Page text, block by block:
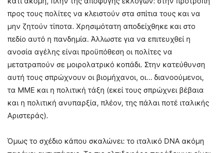
προς τους πολίτες να κλειστούν στα σπίτια τους και να
μην ζητούν τίποτα. Χρησιμότατη αποδείχθηκε και στο
πεδίο αυτό η πανδημία. Άλλωστε για να επιτευχθεί η
ανοσία αγέλης είναι προϋπόθεση οι πολίτες να
μετατραπούν σε μοιρολατρικό κοπάδι. Στην κατεύθυνση
αυτή τους σπρώχνουν οι βιομήχανοι, οι… διανοούμενοι,
τα ΜΜΕ και η πολιτική τάξη (εκεί τους σπρώχνει βέβαια
και η πολιτική ανυπαρξία, πλέον, της πάλαι ποτέ ιταλικής
Αριστεράς).
Όμως το σχέδιο κάπου σκαλώνει: το ιταλικό DNA ακόμη